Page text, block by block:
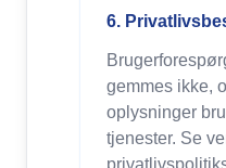
6.
gemmes ikke,
oplysninger
tjenester. Se